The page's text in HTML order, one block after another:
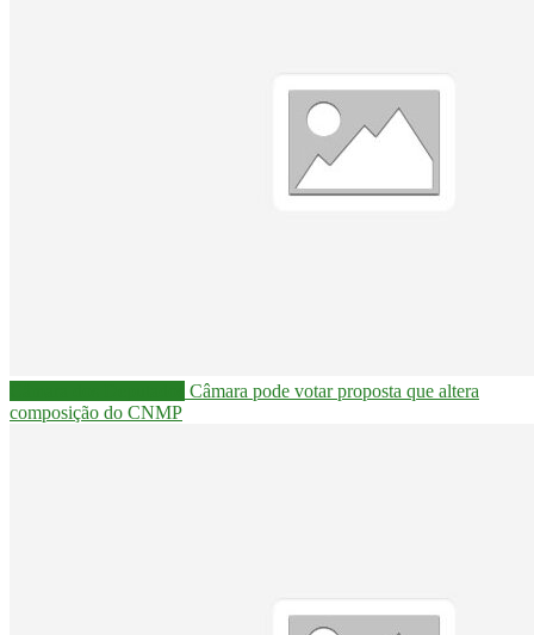
Câmara pode votar proposta que altera
composição do CNMP